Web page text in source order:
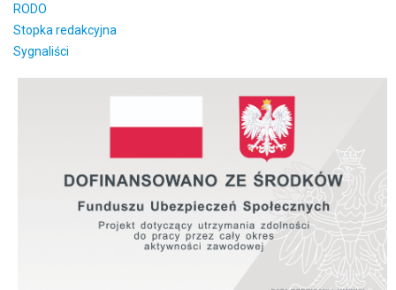
RODO
Stopka redakcyjna
Sygnaliści